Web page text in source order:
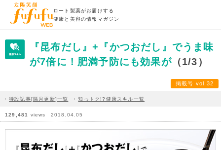
ロート製薬がお届けする
健康と美容の情報マガジン
『昆布だし』+『かつおだし』でうま味
が7倍に！肥満予防にも効果が（1/3）
掲載号 vol.32
特設記事[隔月更新]一覧 知っトク!?健康スキル一覧
129,481 views 2018.04.05